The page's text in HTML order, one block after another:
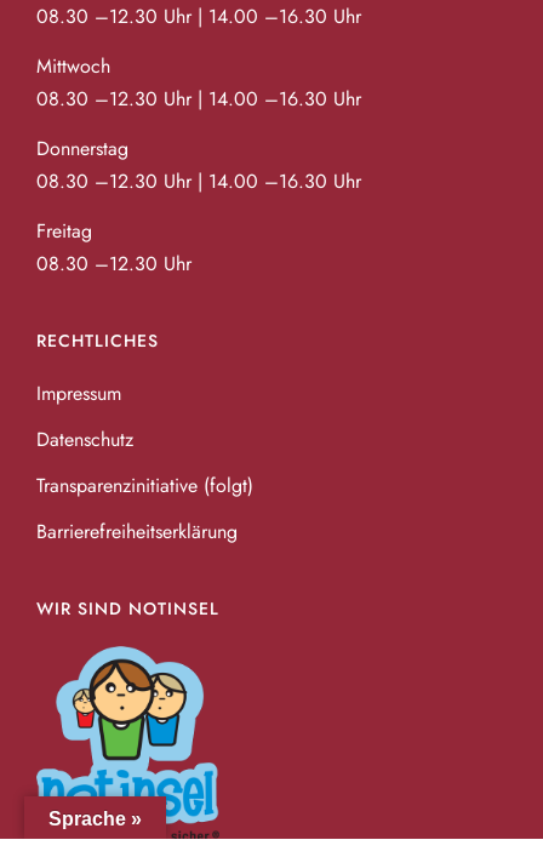
08.30 –12.30 Uhr | 14.00 –16.30 Uhr
Mittwoch
08.30 –12.30 Uhr | 14.00 –16.30 Uhr
Donnerstag
08.30 –12.30 Uhr | 14.00 –16.30 Uhr
Freitag
08.30 –12.30 Uhr
RECHTLICHES
Impressum
Datenschutz
Transparenzinitiative (folgt)
Barrierefreiheitserklärung
WIR SIND NOTINSEL
Sprache »